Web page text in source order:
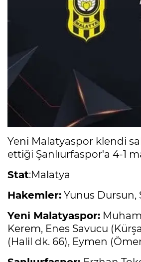
Yeni Malatyaspor klendi
ettiği Şanlıurfaspor'a 4-1
Stat:Malatya
Hakemler: Yunus Dursun,
Yeni Malatyaspor:
Kerem, Enes Savucu
(Halil dk. 66), Eymen